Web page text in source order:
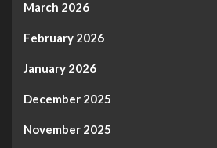
March 2026
February 2026
January 2026
December 2025
November 2025